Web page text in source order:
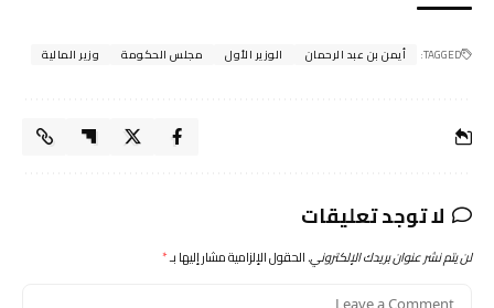
TAGGED: أيمن بن عبد الرحمان الوزير الأول مجلس الحكومة وزير المالية
لا توجد تعليقات
لن يتم نشر عنوان بريدك الإلكتروني.الحقول الإلزامية مشار إليها بـ*